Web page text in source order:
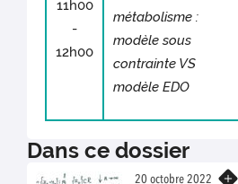
11h00
-
12h00
métabolisme :
modèle sous
contrainte VS
modèle EDO
Dans ce dossier
20 octobre 2022